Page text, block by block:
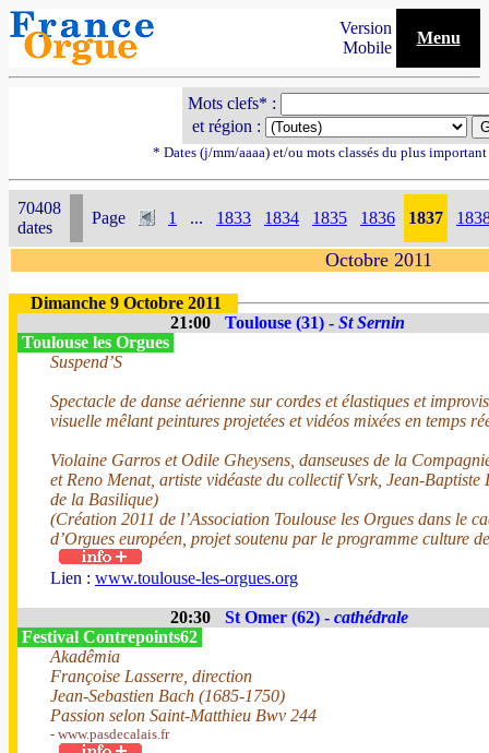
Version
Mobile
Menu
Mots clefs* :
et région :
* Dates (j/mm/aaaa) et/ou mots classés du plus
70408
dates
Page 1 ... 1833 1834 1835 1836 1837
Octobre 2011
Dimanche 9 Octobre 2011
21:00
Toulouse (31) - St Sernin
Toulouse les Orgues
Suspend’S
Spectacle de danse aérienne sur cordes et élastiques et
visuelle mêlant peintures projetées et vidéos mixées en temps
Violaine Garros et Odile Gheysens, danseuses de la
et Reno Menat, artiste vidéaste du collectif Vsrk, Jean-
de la Basilique)
(Création 2011 de l’Association Toulouse les Orgues dans le
d’Orgues européen, projet soutenu par le programme culture
Lien : www.toulouse-les-orgues.org
20:30 St Omer (62) - cathédrale
Festival Contrepoints62
Akadêmia
Françoise Lasserre, direction
Jean-Sebastien Bach (1685-1750)
Passion selon Saint-Matthieu Bwv 244
- www.pasdecalais.fr